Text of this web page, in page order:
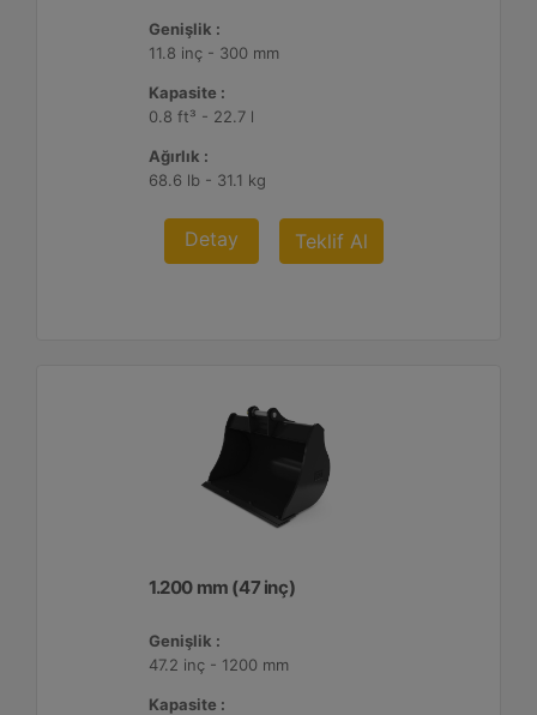
Genişlik :
11.8 inç - 300 mm
Kapasite :
0.8 ft³ - 22.7 l
Ağırlık :
68.6 lb - 31.1 kg
Detay Teklif Al
1.200 mm (47 inç)
Genişlik :
47.2 inç - 1200 mm
Kapasite :